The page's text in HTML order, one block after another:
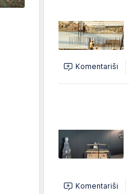
Komentariši
Komentariši